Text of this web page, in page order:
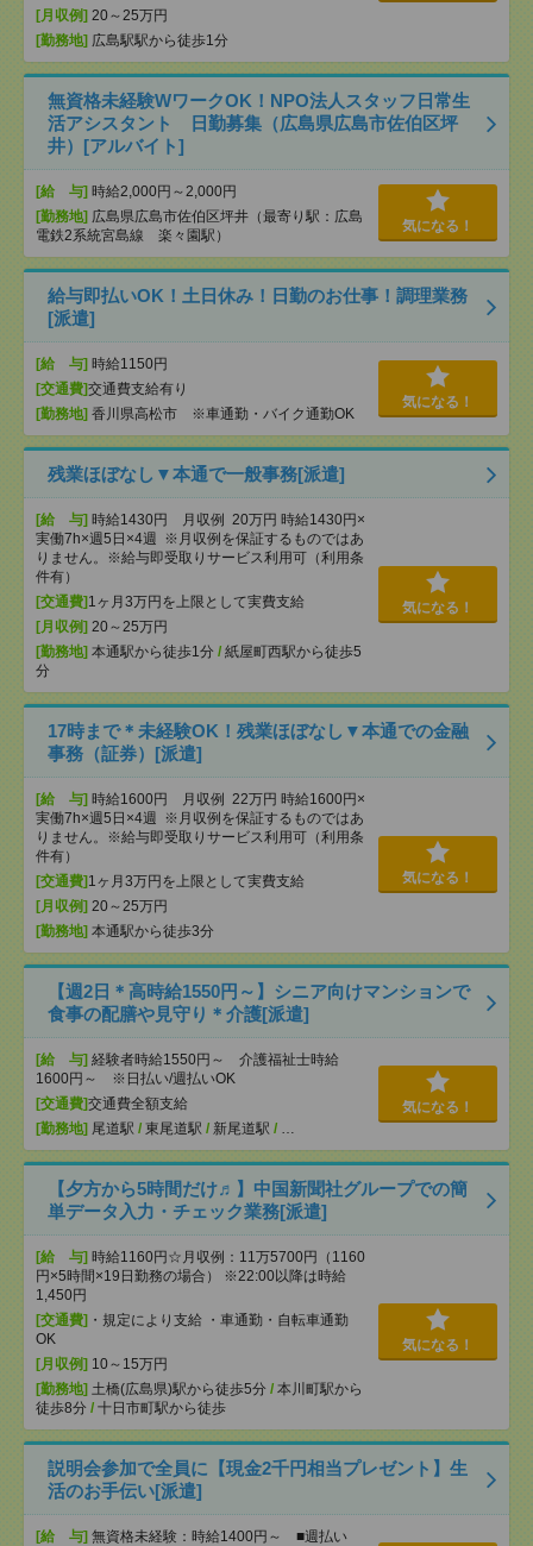
[月収例] 20～25万円
[勤務地] 広島駅駅から徒歩1分
無資格未経験WワークOK！NPO法人スタッフ日常生
活アシスタント 日勤募集（広島県広島市佐伯区坪
井）[アルバイト]
[給 与] 時給2,000円～2,000円
[勤務地] 広島県広島市佐伯区坪井（最寄り駅：広島
電鉄2系統宮島線 楽々園駅）
気になる！
給与即払いOK！土日休み！日勤のお仕事！調理業務
[派遣]
[給 与] 時給1150円
[交通費]交通費支給有り
[勤務地] 香川県高松市 ※車通勤・バイク通勤OK
気になる！
残業ほぼなし▼本通で一般事務[派遣]
[給 与] 時給1430円 月収例 20万円 時給1430円×
実働7h×週5日×4週 ※月収例を保証するものではあ
りません。※給与即受取りサービス利用可（利用条
件有）
[交通費] 1ヶ月3万円を上限として実費支給
[月収例] 20～25万円
[勤務地] 本通駅から徒歩1分 / 紙屋町西駅から徒歩5
分
気になる！
17時まで＊未経験OK！残業ほぼなし▼本通での金融
事務（証券）[派遣]
[給 与] 時給1600円 月収例 22万円 時給1600円×
実働7h×週5日×4週 ※月収例を保証するものではあ
りません。※給与即受取りサービス利用可（利用条
件有）
[交通費] 1ヶ月3万円を上限として実費支給
[月収例] 20～25万円
[勤務地] 本通駅から徒歩3分
気になる！
【週2日＊高時給1550円～】シニア向けマンションで
食事の配膳や見守り＊介護[派遣]
[給 与] 経験者時給1550円～ 介護福祉士時給
1600円～ ※日払い/週払いOK
[交通費]交通費全額支給
[勤務地] 尾道駅 / 東尾道駅 / 新尾道駅 / …
気になる！
【夕方から5時間だけ♬】中国新聞社グループでの簡
単データ入力・チェック業務[派遣]
[給 与] 時給1160円☆月収例：11万5700円（1160
円×5時間×19日勤務の場合） ※22:00以降は時給
1,450円
[交通費] ・規定により支給 ・車通勤・自転車通勤
OK
[月収例] 10～15万円
[勤務地] 土橋(広島県)駅から徒歩5分 / 本川町駅から
徒歩8分 / 十日市町駅から徒歩
気になる！
説明会参加で全員に【現金2千円相当プレゼント】生
活のお手伝い[派遣]
[給 与] 無資格未経験：時給1400円～ ■週払い